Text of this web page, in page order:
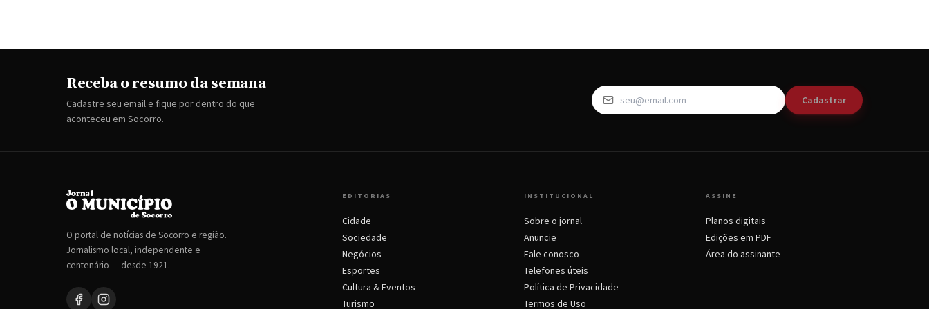
Receba o resumo da semana
Cadastre seu email e fique por dentro do que
aconteceu em Socorro.
Cadastrar
O portal de notícias de Socorro e região.
Jornalismo local, independente e
centenário — desde 1921.
EDITORIAS
Cidade
Sociedade
Negócios
Esportes
Cultura & Eventos
Turismo
INSTITUCIONAL
Sobre o jornal
Anuncie
Fale conosco
Telefones úteis
Política de Privacidade
Termos de Uso
ASSINE
Planos digitais
Edições em PDF
Área do assinante